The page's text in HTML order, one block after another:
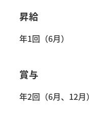
昇給
年1回（6月）
賞与
年2回（6月、12月）